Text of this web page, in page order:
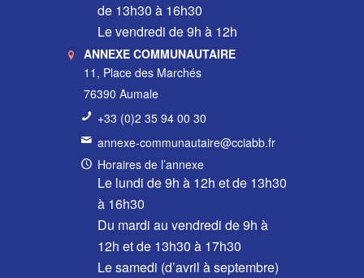
de 13h30 à 16h30
Le vendredi de 9h à 12h
ANNEXE COMMUNAUTAIRE
11, Place des Marchés
76390 Aumale
+33 (0)2 35 94 00 30
annexe-communautaire@cciabb.fr
Horaires de l’annexe
Le lundi de 9h à 12h et de 13h30
à 16h30
Du mardi au vendredi de 9h à
12h et de 13h30 à 17h30
Le samedi (d’avril à septembre)